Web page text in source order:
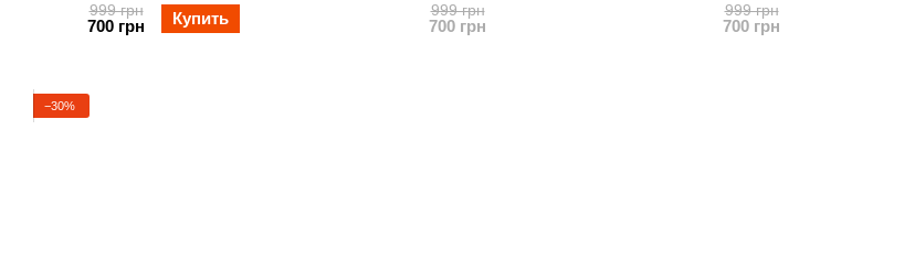
999 грн
700 грн Купить 999 грн
700 грн
999 грн
700 грн
−30%